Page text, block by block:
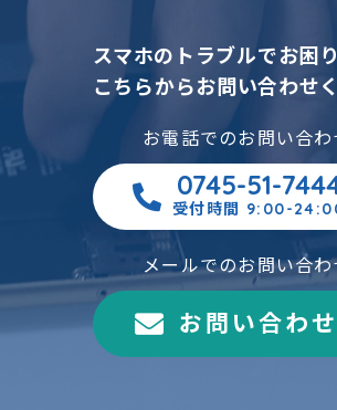
スマホのトラブルでお困
こちらからお問い合わせ
お電話でのお問い合わ
0745-51-
受付時間 9:00-
メールでのお問い合
お問い合わせ